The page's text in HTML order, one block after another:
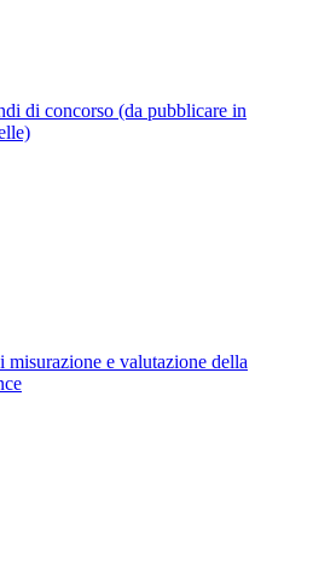
di concorso (da pubblicare in
misurazione e valutazione della